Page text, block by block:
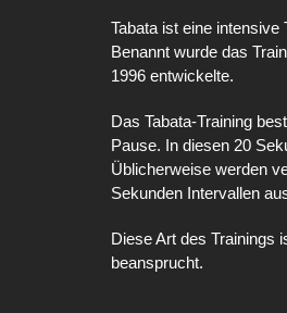
Tabata ist eine
Benannt wurde das
1996 entwickelte.
Das Tabata-Training
Pause. In diesen 20
Üblicherweise werden
Sekunden Intervallen
Diese Art des Trainings
beansprucht.